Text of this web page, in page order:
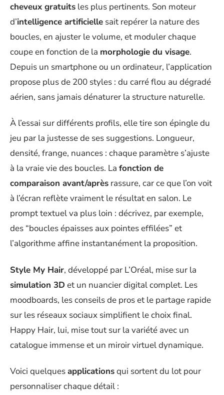
cheveux gratuits les plus pertinents. Son moteur
d’intelligence artificielle sait repérer la nature des
boucles, en ajuster le volume, et moduler chaque
coupe en fonction de la morphologie du visage.
Depuis un smartphone ou un ordinateur, l’application
propose plus de 200 styles : du carré flou au dégradé
aérien, sans jamais dénaturer la structure naturelle.
À l’essai sur différents profils, elle tire son épingle du
jeu par la justesse de ses suggestions. Longueur,
densité, frange, nuances : chaque paramètre s’ajuste
à la vraie vie des boucles. La fonction de
comparaison avant/après rassure, car ce que l’on voit
à l’écran reflète vraiment le résultat en salon. Le
prompt textuel va plus loin : décrivez, par exemple,
des “boucles épaisses aux pointes effilées” et
l’algorithme affine instantanément la proposition.
Style My Hair, développé par L’Oréal, mise sur la
simulation 3D et un nuancier digital complet. Les
moodboards, les conseils de pros et le partage rapide
sur les réseaux sociaux simplifient le choix final.
Happy Hair, lui, mise tout sur la variété avec un
catalogue immense et un miroir virtuel dynamique.
Voici quelquesapplicationsqui sortent du lot pour
personnaliser chaque détail :